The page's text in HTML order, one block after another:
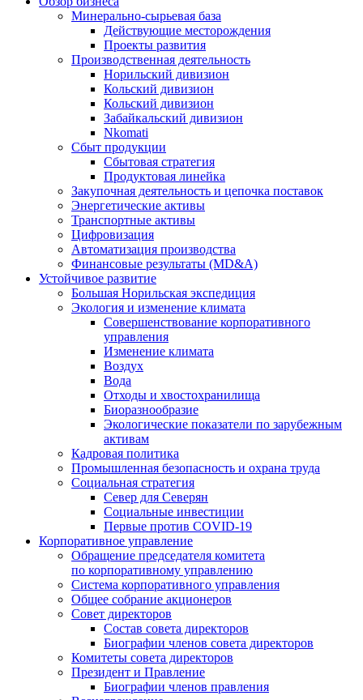
Минерально-сырьевая база
Действующие месторождения
Проекты развития
Производственная деятельность
Норильский дивизион
Кольский дивизион
Кольский дивизион
Забайкальский дивизион
Nkomati
Сбыт продукции
Сбытовая стратегия
Продуктовая линейка
Закупочная деятельность и цепочка поставок
Энергетические активы
Транспортные активы
Цифровизация
Автоматизация производства
Финансовые результаты (MD&A)
Устойчивое развитие
Большая Норильская экспедиция
Экология и изменение климата
Совершенствование корпоративного
управления
Изменение климата
Воздух
Вода
Отходы и хвостохранилища
Биоразнообразие
Экологические показатели по зарубежным
активам
Кадровая политика
Промышленная безопасность и охрана труда
Социальная стратегия
Север для Северян
Социальные инвестиции
Первые против COVID‑19
Корпоративное управление
Обращение председателя комитета
по корпоративному управлению
Система корпоративного управления
Общее собрание акционеров
Совет директоров
Состав совета директоров
Биографии членов совета директоров
Комитеты совета директоров
Президент и Правление
Биографии членов правления